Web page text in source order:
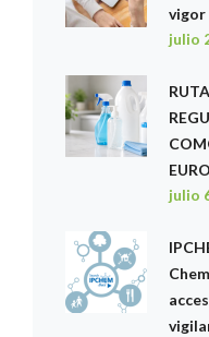
vigor
julio
julio